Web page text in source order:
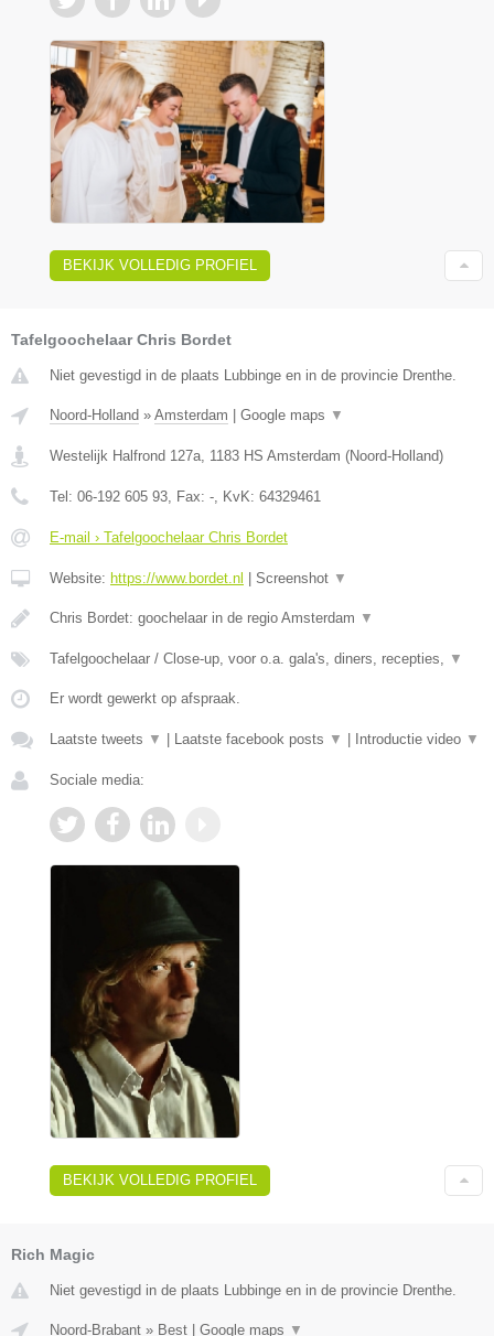
BEKIJK VOLLEDIG PROFIEL
Tafelgoochelaar Chris Bordet
Niet gevestigd in de plaats Lubbinge en in de provincie Drenthe.
Noord-Holland » Amsterdam Google maps ▼
Westelijk Halfrond 127a 1183 HS Amsterdam (Noord-Holland)
Tel: 06-192 605 93 , Fax: - , KvK: 64329461
E-mail › Tafelgoochelaar Chris Bordet
Website: https://www.bordet.nl Screenshot ▼
Chris Bordet: goochelaar in de regio Amsterdam ▼
Tafelgoochelaar / Close-up, voor o.a. gala's, diners, recepties, ▼
Er wordt gewerkt op afspraak.
Laatste tweets ▼ Laatste facebook posts ▼ Introductie video ▼
Sociale media:
BEKIJK VOLLEDIG PROFIEL
Rich Magic
Niet gevestigd in de plaats Lubbinge en in de provincie Drenthe.
Noord-Brabant » Best Google maps ▼